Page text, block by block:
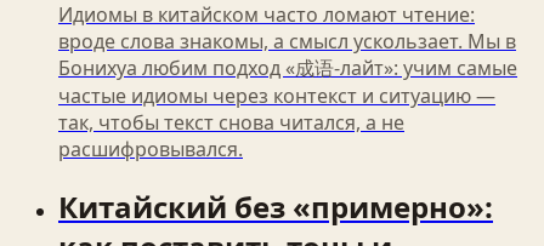
Идиомы в китайском часто ломают чтение:
вроде слова знакомы, а смысл ускользает. Мы в
Бонихуа любим подход «成语‑лайт»: учим самые
частые идиомы через контекст и ситуацию —
так, чтобы текст снова читался, а не
расшифровывался.
Китайский без «примерно»: